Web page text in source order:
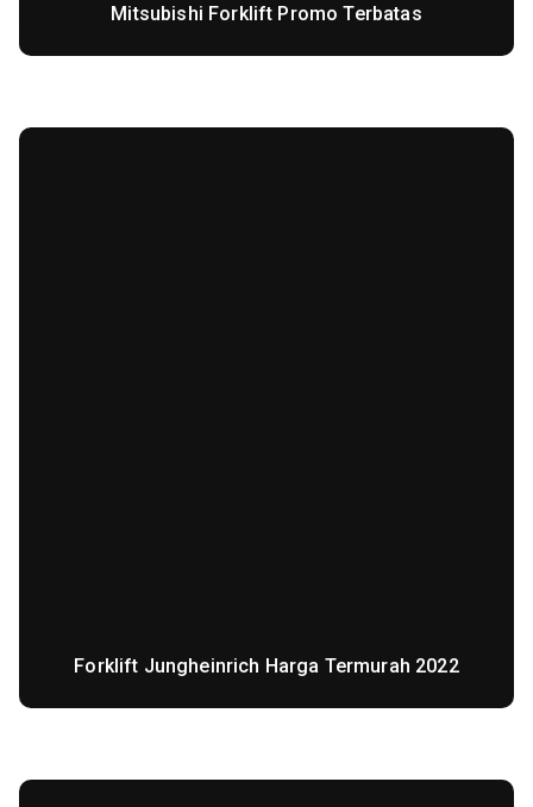
Mitsubishi Forklift Promo Terbatas
Forklift Jungheinrich Harga Termurah 2022